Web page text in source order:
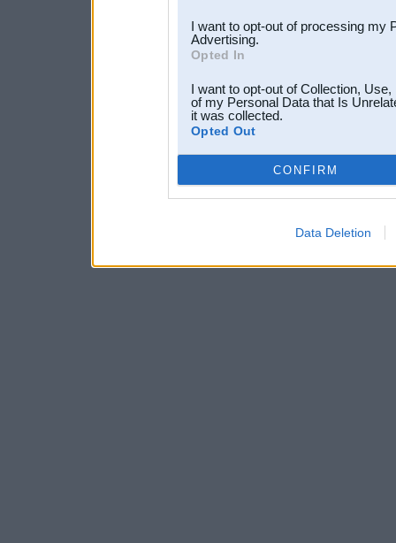
I want to opt-out of processing my
Advertising.
Opted In
I want to opt-out of Collection,
of my Personal Data that Is
it was collected.
Opted Out
CONFIRM
Data Deletion